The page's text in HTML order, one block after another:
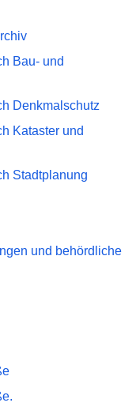
Bau- und
Denkmalschutz
Kataster und
Stadtplanung
und behördliche